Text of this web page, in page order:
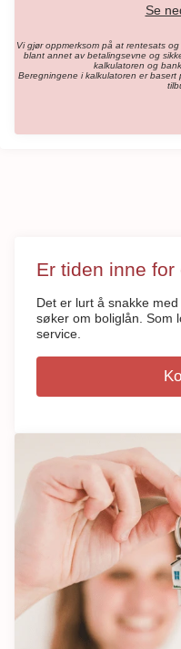
Se
Vi gjør oppmerksom på at rentesats
blant annet av betalingsevne og
kalkulatoren og
Beregningene i kalkulatoren er
Er tiden inne for
Det er lurt å snakke
søker om boliglån. Som
service.